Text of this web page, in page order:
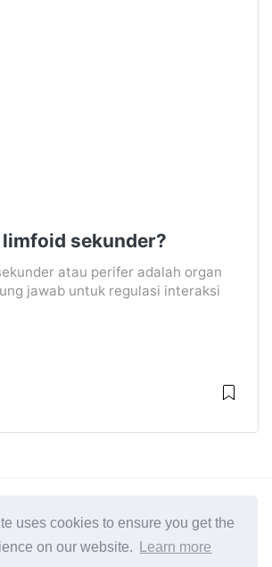
uses cookies to ensure you get the
on our website.
Learn more
sekunder?
atau perifer adalah organ
jawab untuk regulasi interaksi